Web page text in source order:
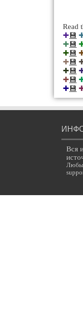
Read
✚💾
✚💾
✚💾
✚💾
✚💾
✚💾
✚💾
Вся